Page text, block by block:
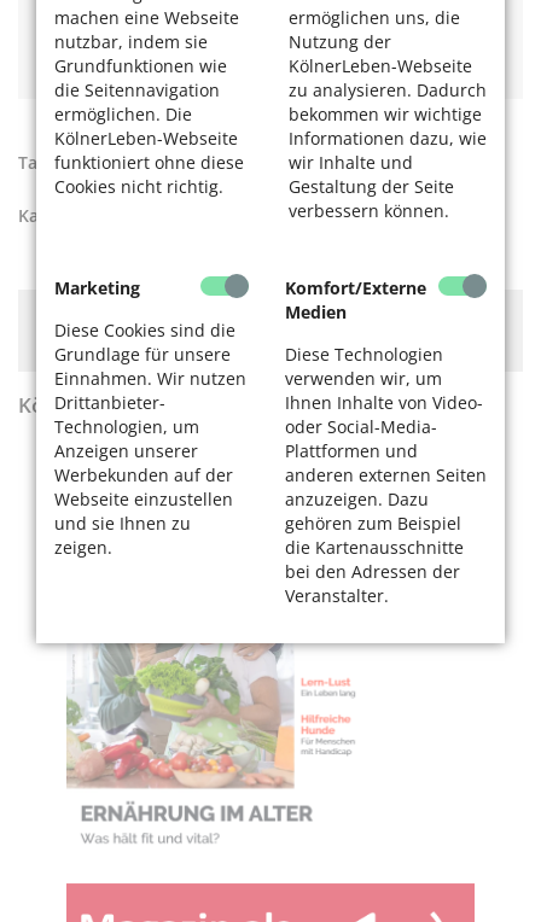
machen eine Webseite
nutzbar, indem sie
Grundfunktionen wie
die Seitennavigation
ermöglichen. Die
KölnerLeben-Webseite
funktioniert ohne diese
Cookies nicht richtig.
ermöglichen uns, die
Nutzung der
KölnerLeben-Webseite
zu analysieren. Dadurch
bekommen wir wichtige
Informationen dazu, wie
wir Inhalte und
Gestaltung der Seite
verbessern können.
Marketing
Diese Cookies sind die
Grundlage für unsere
Einnahmen. Wir nutzen
Drittanbieter-
Technologien, um
Anzeigen unserer
Werbekunden auf der
Webseite einzustellen
und sie Ihnen zu
zeigen.
Komfort/Externe
Medien
Diese Technologien
verwenden wir, um
Ihnen Inhalte von Video-
oder Social-Media-
Plattformen und
anderen externen Seiten
anzuzeigen. Dazu
gehören zum Beispiel
die Kartenausschnitte
bei den Adressen der
Veranstalter.
Corona: aktuelle Informationen rund ums Impfen
Neuartige Therapie für Menschen, die an Covid-19
erkrankt sind
Tags: Covid-19-Therapie
Kategorien:
Hier könnte Werbung stehen, mit der wir uns
finanzieren. Bitte akzeptieren Sie die
Cookie-Meldung
KölnerLeben Sommer 2026